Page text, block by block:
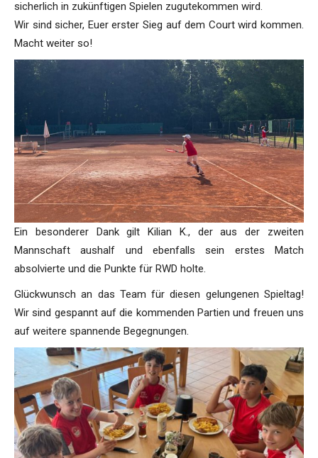
sicherlich in zukünftigen Spielen zugutekommen wird.
Wir sind sicher, Euer erster Sieg auf dem Court wird kommen.
Macht weiter so!
Ein besonderer Dank gilt Kilian K., der aus der zweiten
Mannschaft aushalf und ebenfalls sein erstes Match
absolvierte und die Punkte für RWD holte.
Glückwunsch an das Team für diesen gelungenen Spieltag!
Wir sind gespannt auf die kommenden Partien und freuen uns
auf weitere spannende Begegnungen.